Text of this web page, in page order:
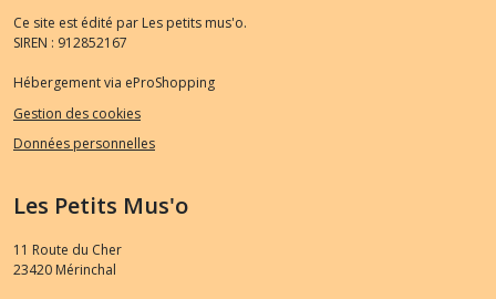
Ce site est édité par Les petits mus'o.
SIREN : 912852167
Hébergement via eProShopping
Gestion des cookies
Données personnelles
Les Petits Mus'o
11 Route du Cher
23420 Mérinchal